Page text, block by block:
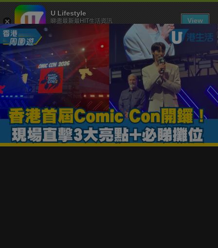
下載 U Lifestyle App
U Lifestyle
睇盡最新最HIT生活資訊
View